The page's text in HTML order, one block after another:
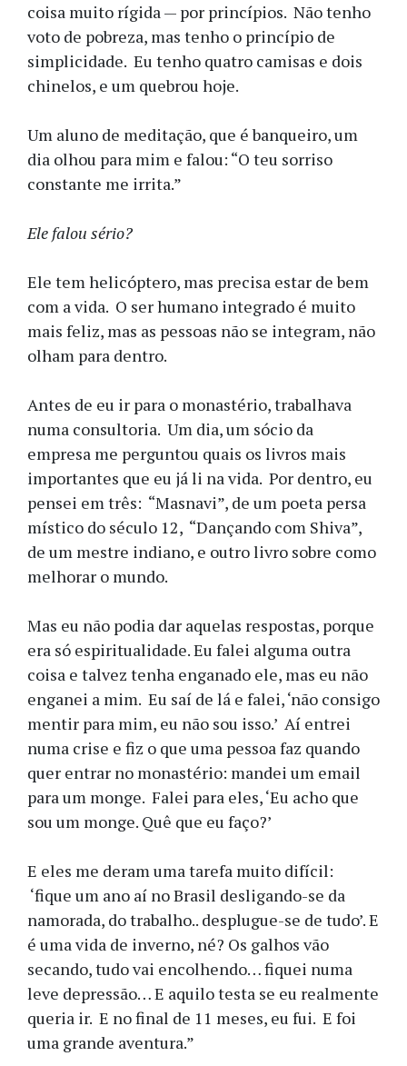
coisa muito rígida — por princípios. Não tenho
voto de pobreza, mas tenho o princípio de
simplicidade. Eu tenho quatro camisas e dois
chinelos, e um quebrou hoje.
Um aluno de meditação, que é banqueiro, um
dia olhou para mim e falou: “O teu sorriso
constante me irrita.”
Ele falou sério?
Ele tem helicóptero, mas precisa estar de bem
com a vida. O ser humano integrado é muito
mais feliz, mas as pessoas não se integram, não
olham para dentro.
Antes de eu ir para o monastério, trabalhava
numa consultoria. Um dia, um sócio da
empresa me perguntou quais os livros mais
importantes que eu já li na vida. Por dentro, eu
pensei em três: “Masnavi”, de um poeta persa
místico do século 12, “Dançando com Shiva”,
de um mestre indiano, e outro livro sobre como
melhorar o mundo.
Mas eu não podia dar aquelas respostas, porque
era só espiritualidade. Eu falei alguma outra
coisa e talvez tenha enganado ele, mas eu não
enganei a mim. Eu saí de lá e falei, ‘não consigo
mentir para mim, eu não sou isso.’ Aí entrei
numa crise e fiz o que uma pessoa faz quando
quer entrar no monastério: mandei um email
para um monge. Falei para eles, ‘Eu acho que
sou um monge. Quê que eu faço?’
E eles me deram uma tarefa muito difícil:
‘fique um ano aí no Brasil desligando-se da
namorada, do trabalho.. desplugue-se de tudo’. E
é uma vida de inverno, né? Os galhos vão
secando, tudo vai encolhendo… fiquei numa
leve depressão… E aquilo testa se eu realmente
queria ir. E no final de 11 meses, eu fui. E foi
uma grande aventura.”